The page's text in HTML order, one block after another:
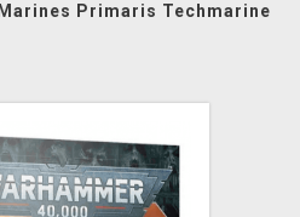
Primaris Techmarine